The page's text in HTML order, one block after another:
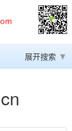
展开搜索